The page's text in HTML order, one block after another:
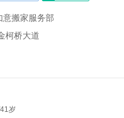
意搬家服务部
柯桥大道
岁